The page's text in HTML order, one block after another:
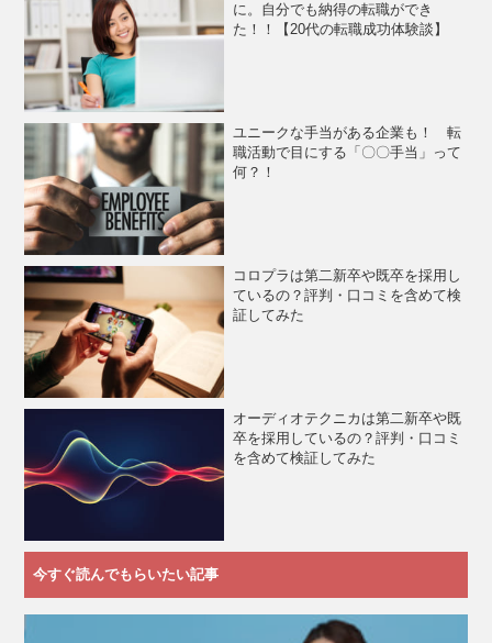
に。自分でも納得の転職ができ
た！！【20代の転職成功体験談】
ユニークな手当がある企業も！ 転
職活動で目にする「〇〇手当」って
何？！
コロプラは第二新卒や既卒を採用し
ているの？評判・口コミを含めて検
証してみた
オーディオテクニカは第二新卒や既
卒を採用しているの？評判・口コミ
を含めて検証してみた
今すぐ読んでもらいたい記事